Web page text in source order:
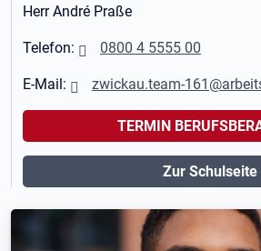
Herr André Praße
Telefon: 0800 4 5555 00
E-Mail: zwickau.team-
TERMIN
Zur Schulseite